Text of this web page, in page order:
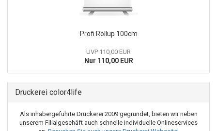
Profi Rollup 100cm
UVP 110,00 EUR
Nur 110,00 EUR
Druckerei color4life
Als inhabergeführte Druckerei 2009 gegründet, bieten wir neben
unserem Filialgeschäft auch schnelle individuelle Onlineservices